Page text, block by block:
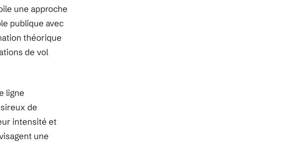
une approche
publique avec
théorique
de vol
ligne
de
intensité et
une